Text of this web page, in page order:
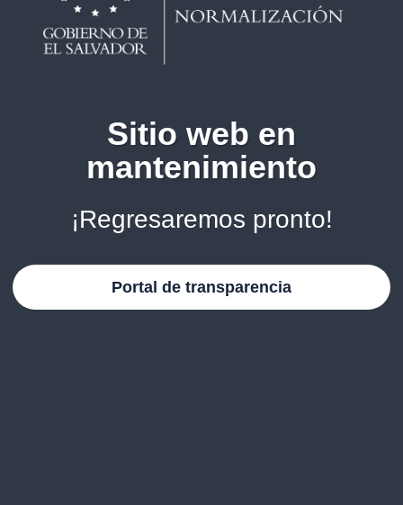
Sitio web en
mantenimiento
¡Regresaremos pronto!
Portal de transparencia